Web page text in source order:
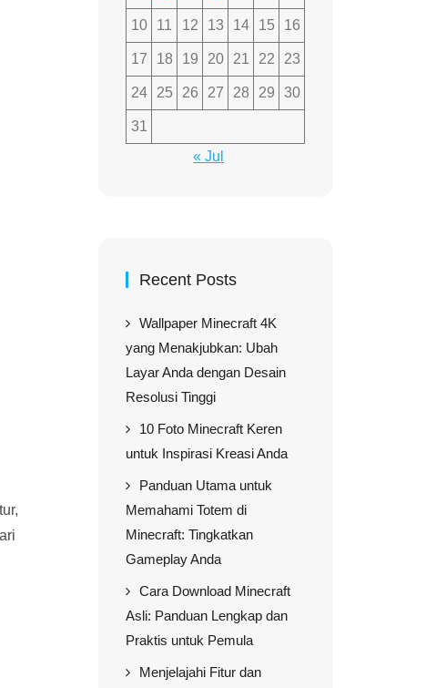
10 11 12 13 14 15 16
17 18 19 20 21 22 23
24 25 26 27 28 29 30
31
« Jul
Recent Posts
Wallpaper Minecraft 4K
yang Menakjubkan: Ubah
Layar Anda dengan Desain
Resolusi Tinggi
10 Foto Minecraft Keren
untuk Inspirasi Kreasi Anda
Panduan Utama untuk
Memahami Totem di
Minecraft: Tingkatkan
Gameplay Anda
Cara Download Minecraft
Asli: Panduan Lengkap dan
Praktis untuk Pemula
Menjelajahi Fitur dan